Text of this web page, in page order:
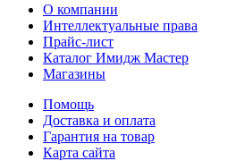
О компании
Интеллектуальные права
Прайс-лист
Каталог Имидж Мастер
Магазины
Помощь
Доставка и оплата
Гарантия на товар
Карта сайта